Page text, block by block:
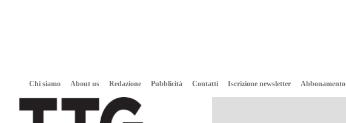
Chi siamo About us Redazione Pubblicità Contatti Iscrizione newsletter Abbonamento